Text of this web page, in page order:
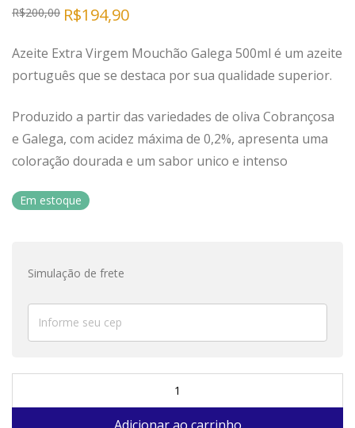
R$200,00 R$194,90
Azeite Extra Virgem Mouchão Galega 500ml é um azeite
português que se destaca por sua qualidade superior.
Produzido a partir das variedades de oliva Cobrançosa
e Galega, com acidez máxima de 0,2%, apresenta uma
coloração dourada e um sabor unico e intenso
Em estoque
Simulação de frete